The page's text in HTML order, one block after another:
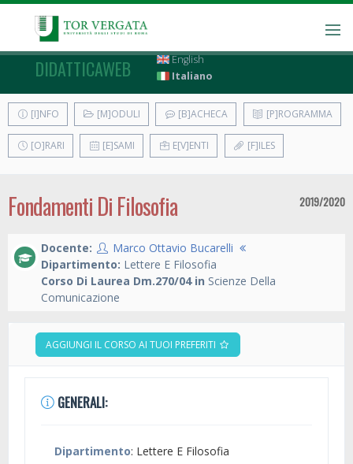
DIDATTICAWEB
English
Italiano
[I]NFO [M]ODULI [B]ACHECA [P]ROGRAMMA
[O]RARI [E]SAMI E[V]ENTI [F]ILES
Fondamenti Di Filosofia 2019/2020
Docente:
Marco Ottavio Bucarelli
Dipartimento: Lettere E Filosofia
Corso Di Laurea Dm.270/04 in Scienze Della
Comunicazione
AGGIUNGI IL CORSO AI TUOI PREFERITI
GENERALI:
Dipartimento: Lettere E Filosofia